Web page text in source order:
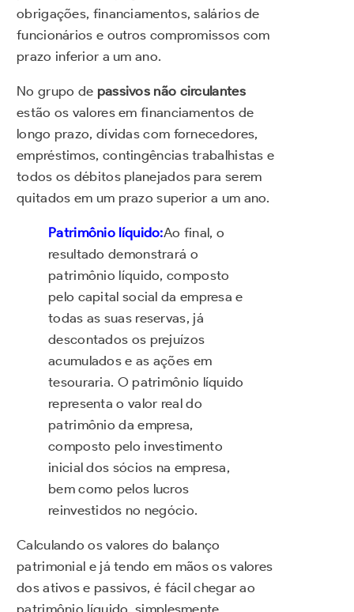
obrigações, financiamentos, salários de
funcionários e outros compromissos com
prazo inferior a um ano.
No grupo de passivos não circulantes
estão os valores em financiamentos de
longo prazo, dívidas com fornecedores,
empréstimos, contingências trabalhistas e
todos os débitos planejados para serem
quitados em um prazo superior a um ano.
Patrimônio líquido:Ao final, o
resultado demonstrará o
patrimônio líquido, composto
pelo capital social da empresa e
todas as suas reservas, já
descontados os prejuízos
acumulados e as ações em
tesouraria. O patrimônio líquido
representa o valor real do
patrimônio da empresa,
composto pelo investimento
inicial dos sócios na empresa,
bem como pelos lucros
reinvestidos no negócio.
Calculando os valores do balanço
patrimonial e já tendo em mãos os valores
dos ativos e passivos, é fácil chegar ao
patrimônio líquido, simplesmente